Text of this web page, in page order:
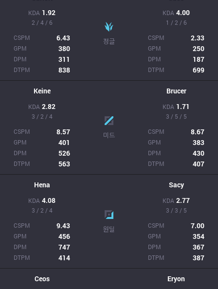
KDA 1.92
2 / 4 / 6
CSPM
6.43
GPM 380
DPM 311
DTPM 838
정글
KDA 4.00
1 / 2 / 6
CSPM
2.33
GPM 250
DPM 187
DTPM 699
Keine
KDA 2.82
3 / 2 / 4
CSPM
8.57
GPM 401
DPM 526
DTPM 563
미드
Brucer
KDA 1.71
3 / 5 / 5
CSPM
8.67
GPM 383
DPM 430
DTPM 407
Hena
KDA 4.08
3 / 2 / 4
CSPM
9.43
GPM 456
DPM 747
DTPM 414
원딜
Sacy
KDA 2.77
3 / 3 / 5
CSPM
7.00
GPM 354
DPM 367
DTPM 387
Ceos Eryon